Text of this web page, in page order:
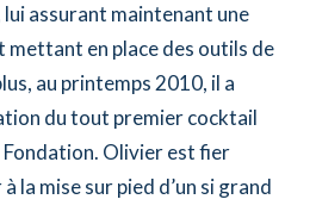
assurant maintenant une
mettant en place des outils de
au printemps 2010, il a
du tout premier cocktail
Fondation. Olivier est fier
la mise sur pied d’un si grand